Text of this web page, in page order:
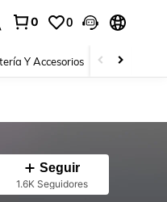
0 0
Y Accesorios Zapatos
Seguir
1.6K Seguidores